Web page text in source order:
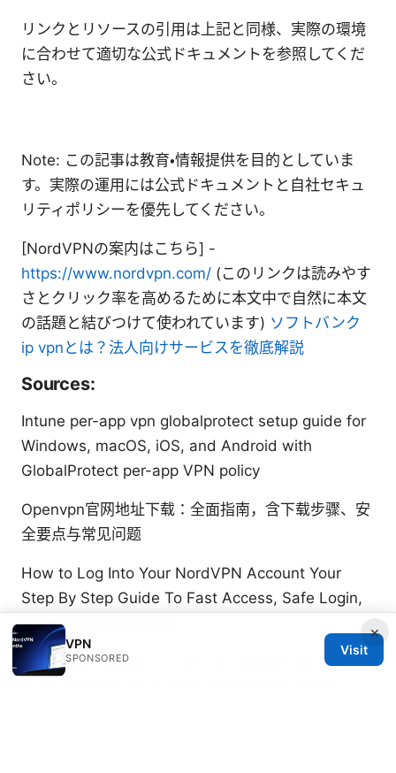
リンクとリソースの引用は上記と同様、実際の環境
に合わせて適切な公式ドキュメントを参照してくだ
さい。
Note: この記事は教育・情報提供を目的としていま
す。実際の運用には公式ドキュメントと自社セキュ
リティポリシーを優先してください。
[NordVPNの案内はこちら] -
https://www.nordvpn.com/ (このリンクは読みやす
さとクリック率を高めるために本文中で自然に本文
の話題と結びつけて使われています) ソフトバンク
ip vpnとは？法人向けサービスを徹底解説
Sources:
Intune per-app vpn globalprotect setup guide for
Windows, macOS, iOS, and Android with
GlobalProtect per-app VPN policy
Openvpn官网地址下载：全面指南，含下载步骤、安
全要点与常见问题
How to Log Into Your NordVPN Account Your
Step By Step Guide To Fast Access, Safe Login,
And Quick Setup 2026
Comment installer un vpn sur amazon fire tv stick
×
VPN
SPONSORED
Visit